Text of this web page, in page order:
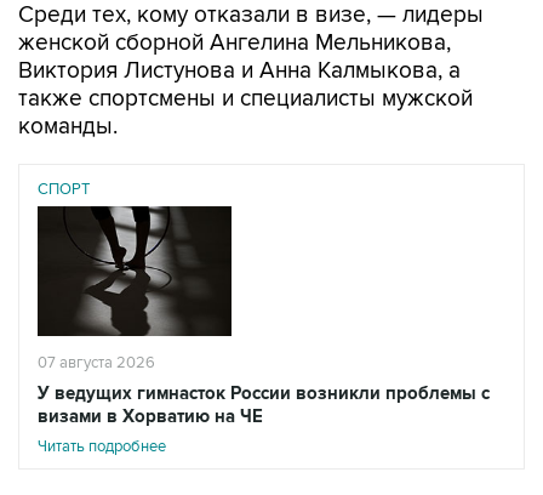
Среди тех, кому отказали в визе, — лидеры
женской сборной Ангелина Мельникова,
Виктория Листунова и Анна Калмыкова, а
также спортсмены и специалисты мужской
команды.
СПОРТ
07 августа 2026
У ведущих гимнасток России возникли проблемы с
визами в Хорватию на ЧЕ
Читать подробнее